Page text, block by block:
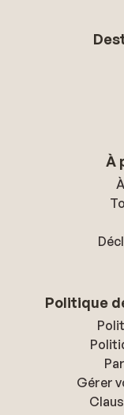
À
Politique
Gérer